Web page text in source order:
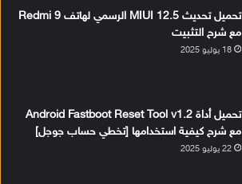
تحميل تحديث MIUI 12.5 الرسمي لهاتف Redmi 9
مع شرح التثبيت
18 يوليو 2025
تحميل أداة Android Fastboot Reset Tool v1.2
مع شرح كيفية استخدامها [تخطي حساب جوجل]
22 يوليو 2025